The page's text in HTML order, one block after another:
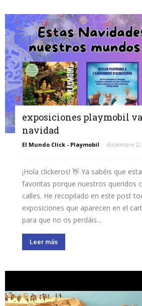
exposiciones playmobil
navidad
El Mundo Click - Playmobil - diciembre 2,
¡Hola clickeros! 👋 Ya sabéis que
favoritas porque nuestros queridos
calles. He recopilado en este post
exposiciones que aparecen en el
para que no os perdáis...
Leer más